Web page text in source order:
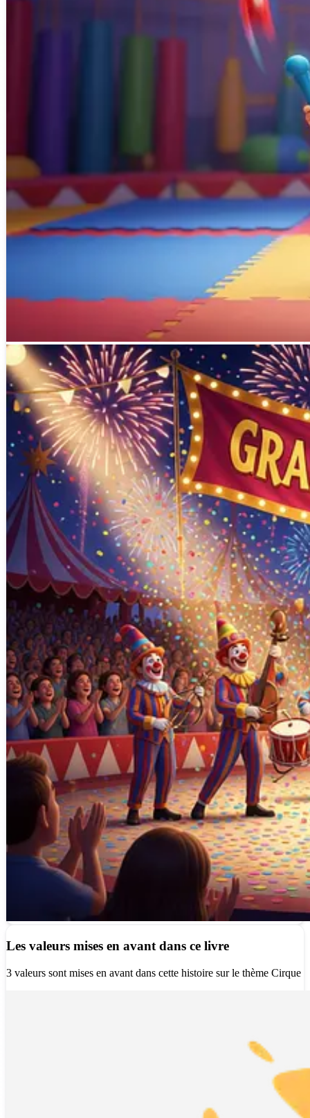
Les valeurs mises en avant dans ce livre
3 valeurs sont mises en avant dans cette histoire sur le thème Cirque